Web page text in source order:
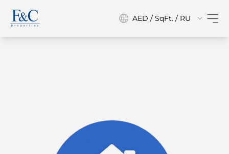
AED / SqFt. / RU